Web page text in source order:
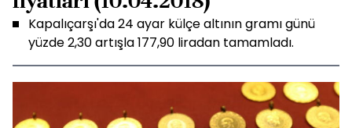
Kapalıçarşı'da 24 ayar külçe altının gramı günü
yüzde 2,30 artışla 177,90 liradan tamamladı.